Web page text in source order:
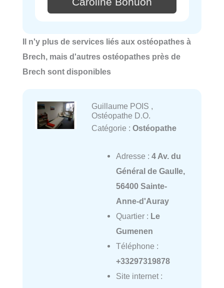
Il n'y plus de services liés aux ostéopathes à
Brech, mais d'autres ostéopathes près de
Brech sont disponibles
Guillaume POIS ,
Ostéopathe D.O.
Catégorie : Ostéopathe
Adresse : 4 Av. du
Général de Gaulle,
56400 Sainte-
Anne-d'Auray
Quartier : Le
Gumenen
Téléphone :
+33297319878
Site internet :